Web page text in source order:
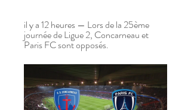
il y a 12 heures — Lors de la 25ème
journée de Ligue 2, Concarneau et
Paris FC sont opposés.